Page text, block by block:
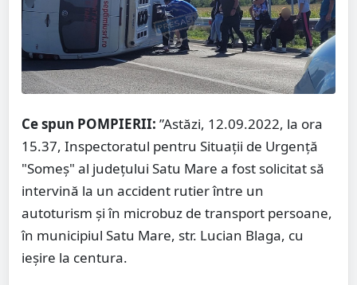
Ce spun POMPIERII: ”Astăzi, 12.09.2022, la ora
15.37, Inspectoratul pentru Situații de Urgență
"Someș" al județului Satu Mare a fost solicitat să
intervină la un accident rutier între un
autoturism și în microbuz de transport persoane,
în municipiul Satu Mare, str. Lucian Blaga, cu
ieșire la centura.